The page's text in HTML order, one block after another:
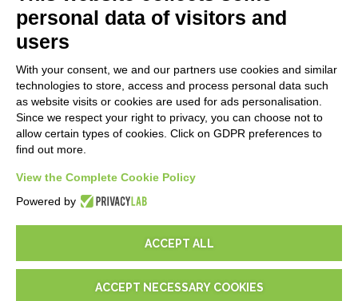
MENTIONS LÉGALES
Politiques de confidentialité
Security Policy
Documentation contractuelle et RGPD
Conditions générales de livraison
Conditions du service d'assistance
Paramètres cookie
personal data of visitors and
users
With your consent, we and our partners use cookies and similar
technologies to store, access and process personal data such
as website visits or cookies are used for ads personalisation.
Since we respect your right to privacy, you can choose not to
allow certain types of cookies. Click on GDPR preferences to
find out more.
View the Complete Cookie Policy
Powered by
ACCEPT ALL
ACCEPT NECESSARY COOKIES